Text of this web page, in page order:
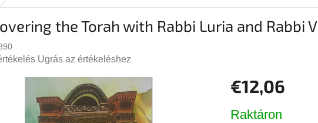
the Torah with Rabbi Luria and Rabbi
Ugrás az értékeléshez
€12,06
Raktáron